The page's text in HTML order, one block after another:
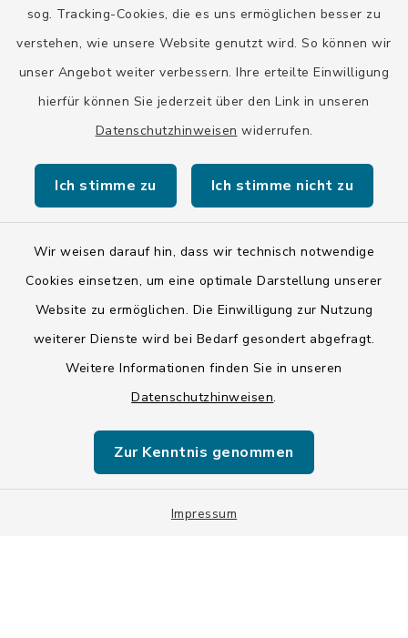
sog. Tracking-Cookies, die es uns ermöglichen besser zu
verstehen, wie unsere Website genutzt wird. So können wir
unser Angebot weiter verbessern. Ihre erteilte Einwilligung
hierfür können Sie jederzeit über den Link in unseren
Datenschutzhinweisen widerrufen.
Ich stimme zu Ich stimme nicht zu
Wir weisen darauf hin, dass wir technisch notwendige
Cookies einsetzen, um eine optimale Darstellung unserer
Website zu ermöglichen. Die Einwilligung zur Nutzung
weiterer Dienste wird bei Bedarf gesondert abgefragt.
Weitere Informationen finden Sie in unseren
Datenschutzhinweisen.
Zur Kenntnis genommen
Impressum
BayernPortal
Kontakt
Barrierefreiheit
Impressum
LSI-Siegel
Datenschutzgrundverordnung
Sitemap